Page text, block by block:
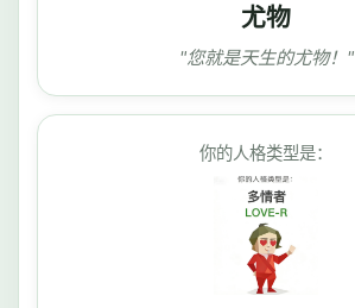
尤物
"您就是天生的尤物！"
你的人格类型是：